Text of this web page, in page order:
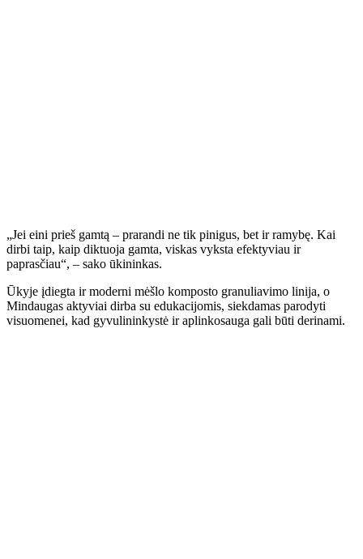
„Jei eini prieš gamtą – prarandi ne tik pinigus, bet ir ramybę. Kai
dirbi taip, kaip diktuoja gamta, viskas vyksta efektyviau ir
paprasčiau“, – sako ūkininkas.
Ūkyje įdiegta ir moderni mėšlo komposto granuliavimo linija, o
Mindaugas aktyviai dirba su edukacijomis, siekdamas parodyti
visuomenei, kad gyvulininkystė ir aplinkosauga gali būti derinami.